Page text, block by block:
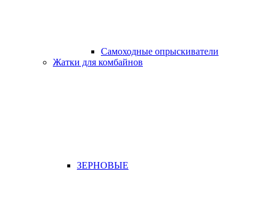
Самоходные опрыскиватели
Жатки для комбайнов
ЗЕРНОВЫЕ